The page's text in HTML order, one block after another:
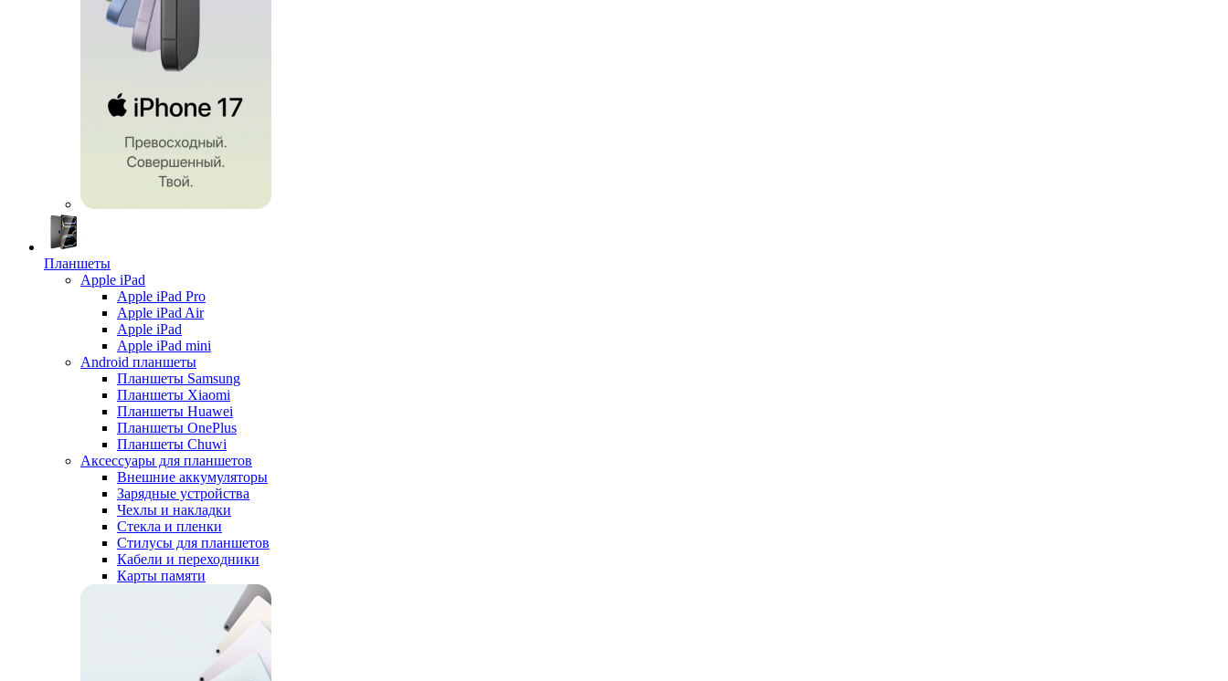
Планшеты
Apple iPad
Apple iPad Pro
Apple iPad Air
Apple iPad
Apple iPad mini
Android планшеты
Планшеты Samsung
Планшеты Xiaomi
Планшеты Huawei
Планшеты OnePlus
Планшеты Chuwi
Аксессуары для планшетов
Внешние аккумуляторы
Зарядные устройства
Чехлы и накладки
Стекла и пленки
Стилусы для планшетов
Кабели и переходники
Карты памяти